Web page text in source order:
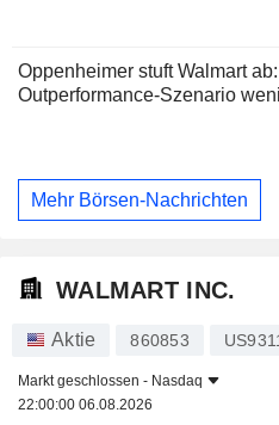
Oppenheimer stuft Walmart
Outperformance-Szenario
Mehr Börsen-Nachrichten
WALMART INC.
Aktie 860853
Markt geschlossen - Nasdaq
22:00:00 06.08.2026